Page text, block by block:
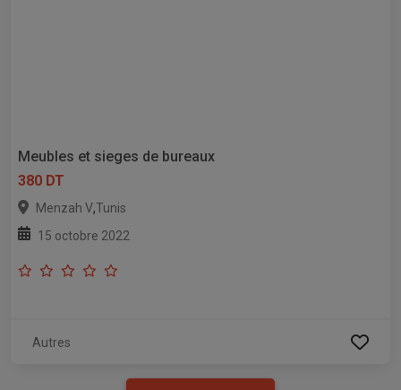
Meubles et sieges de bureaux
380 DT
Menzah V,Tunis
15 octobre 2022
Autres